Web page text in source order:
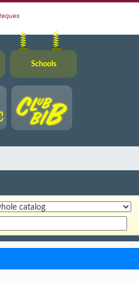
Schools